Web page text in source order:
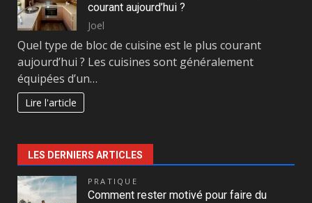
courant aujourd’hui ?
Joel
Quel type de bloc de cuisine est le plus courant
aujourd’hui ? Les cuisines sont généralement
équipées d’un…
Lire l'article
LES DERNIERS ARTICLES
PRATIQUE
Comment rester motivé pour faire du